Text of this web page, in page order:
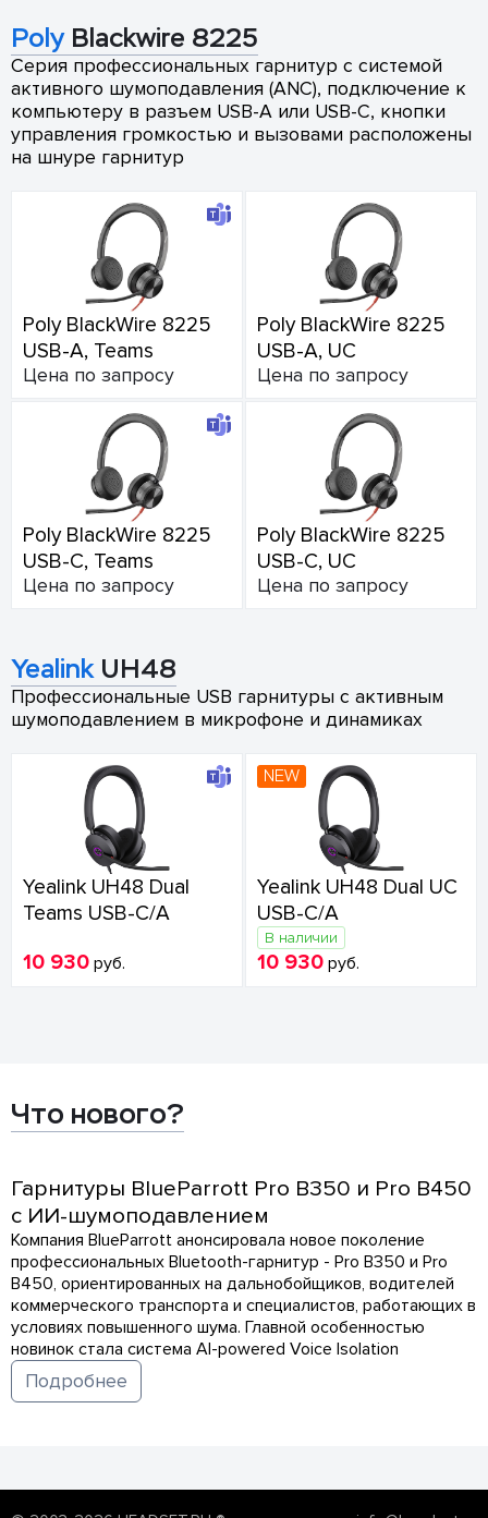
PolyBlackwire 8225
Серия профессиональных гарнитур с системой
активного шумоподавления (ANC), подключение к
компьютеру в разъем USB-A или USB-C, кнопки
управления громкостью и вызовами расположены
на шнуре гарнитур
Poly BlackWire 8225
USB-A, Teams
Цена по запросу
Poly BlackWire 8225
USB-A, UC
Цена по запросу
Poly BlackWire 8225
USB-C, Teams
Цена по запросу
Poly BlackWire 8225
USB-C, UC
Цена по запросу
YealinkUH48
Профессиональные USB гарнитуры с активным
шумоподавлением в микрофоне и динамиках
Yealink UH48 Dual
Teams USB-C/A
10 930 руб.
NEW
Yealink UH48 Dual UC
USB-C/A
В наличии
10 930 руб.
Что нового?
Гарнитуры BlueParrott Pro B350 и Pro B450
с ИИ-шумоподавлением
Компания BlueParrott анонсировала новое поколение
профессиональных Bluetooth-гарнитур - Pro B350 и Pro
B450, ориентированных на дальнобойщиков, водителей
коммерческого транспорта и специалистов, работающих в
условиях повышенного шума. Главной особенностью
новинок стала система AI-powered Voice Isolation
Подробнее